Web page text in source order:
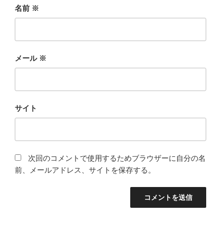
名前 ※
メール ※
サイト
次回のコメントで使用するためブラウザーに自分の名
前、メールアドレス、サイトを保存する。